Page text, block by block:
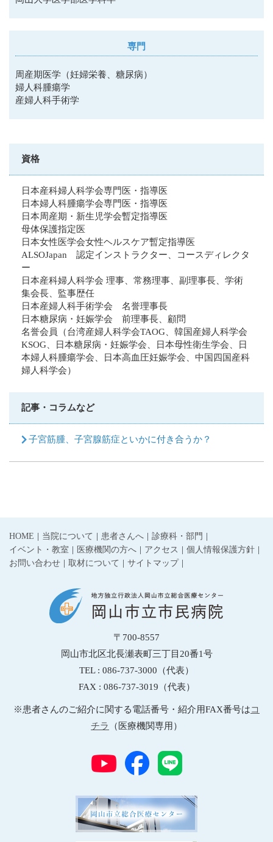
専門
周産期医学（妊婦栄養、糖尿病）
婦人科腫瘍学
産婦人科手術学
資格
日本産科婦人科学会専門医・指導医
日本婦人科腫瘍学会専門医・指導医
日本周産期・新生児学会暫定指導医
母体保護指定医
日本女性医学会女性ヘルスケア暫定指導医
ALSOJapan 認定インストラクター、コースディレクタ
ー
日本産科婦人科学会 理事、常務理事、副理事長、学術
集会長、監事歴任
日本産婦人科手術学会 名誉理事長
日本糖尿病・妊娠学会 前理事長、顧問
名誉会員（台湾産婦人科学会TAOG、韓国産婦人科学会
KSOG、日本糖尿病・妊娠学会、日本母性衛生学会、日
本婦人科腫瘍学会、日本高血圧妊娠学会、中国四国産科
婦人科学会）
記事・コラムなど
子宮筋腫、子宮腺筋症といかに付き合うか？
HOME 当院について 患者さんへ
診療科・部門
イベント・教室
医療機関の方へ アクセス
個人情報保護方針
お問い合わせ
取材について サイトマップ
〒700-8557
岡山市北区北長瀬表町三丁目20番1号
TEL : 086-737-3000（代表）
FAX : 086-737-3019（代表）
※患者さんのご紹介に関する電話番号・紹介用FAX番号はコ
チラ
（医療機関専用）